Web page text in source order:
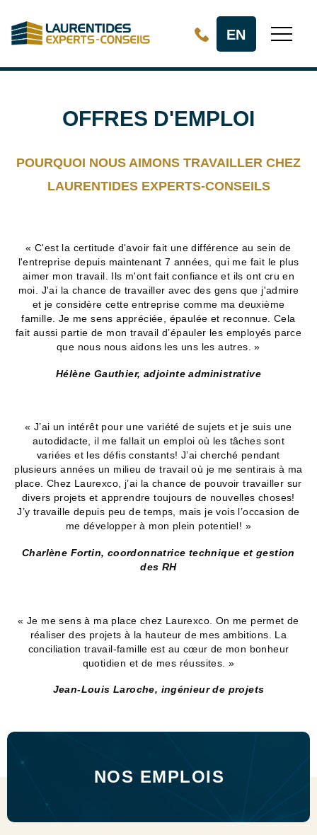
EN
OFFRES D'EMPLOI
POURQUOI NOUS AIMONS TRAVAILLER CHEZ
LAURENTIDES EXPERTS-CONSEILS
« C'est la certitude d'avoir fait une différence au sein de
l'entreprise depuis maintenant 7 années, qui me fait le plus
aimer mon travail. Ils m'ont fait confiance et ils ont cru en
moi. J'ai la chance de travailler avec des gens que j'admire
et je considère cette entreprise comme ma deuxième
famille. Je me sens appréciée, épaulée et reconnue. Cela
fait aussi partie de mon travail d’épauler les employés parce
que nous nous aidons les uns les autres. »
Hélène Gauthier, adjointe administrative
« J’ai un intérêt pour une variété de sujets et je suis une
autodidacte, il me fallait un emploi où les tâches sont
variées et les défis constants! J’ai cherché pendant
plusieurs années un milieu de travail où je me sentirais à ma
place. Chez Laurexco, j’ai la chance de pouvoir travailler sur
divers projets et apprendre toujours de nouvelles choses!
J’y travaille depuis peu de temps, mais je vois l’occasion de
me développer à mon plein potentiel! »
Charlène Fortin, coordonnatrice technique et gestion
des RH
« Je me sens à ma place chez Laurexco. On me permet de
réaliser des projets à la hauteur de mes ambitions. La
conciliation travail-famille est au cœur de mon bonheur
quotidien et de mes réussites. »
Jean-Louis Laroche, ingénieur de projets
NOS EMPLOIS